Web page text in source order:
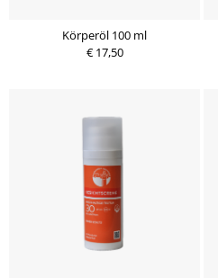
Körperöl 100 ml
€ 17,50